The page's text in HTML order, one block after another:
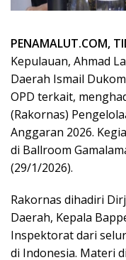
PENAMALUT.COM,
Kepulauan, Ahmad
Daerah Ismail
OPD terkait,
(Rakornas)
Anggaran 2026.
di Ballroom
(29/1/2026).
Rakornas dihadiri
Daerah, Kepala
Inspektorat dari
di Indonesia. Materi